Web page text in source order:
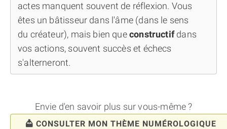
actes manquent souvent de réflexion. Vous
êtes un bâtisseur dans l'âme (dans le sens
du créateur), mais bien queconstructifdans
vos actions, souvent succès et échecs
s'alterneront.
Envie d'en savoir plus sur vous-même ?
CONSULTER MON THÈME NUMÉROLOGIQUE